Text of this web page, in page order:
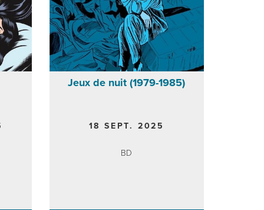
Jeux de nuit (1979-1985)
18 SEPT. 2025
BD